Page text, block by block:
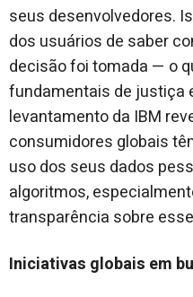
seus desenvolvedores.
dos usuários de saber
decisão foi tomada — o
fundamentais de justiça
levantamento da IBM
consumidores globais
uso dos seus dados
algoritmos,
transparência sobre
Iniciativas globais em